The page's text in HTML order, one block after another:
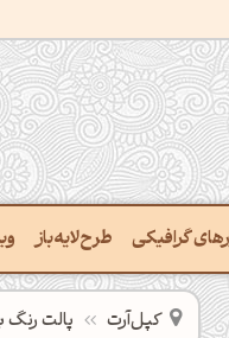
گرافیکی
پالت از تصویر
طرح‌لایه‌باز
کپل‌آرت پالت